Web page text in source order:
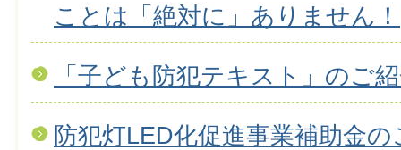
ことは「絶対に」ありません！
「子ども防犯テキスト」のご
防犯灯LED化促進事業補助金